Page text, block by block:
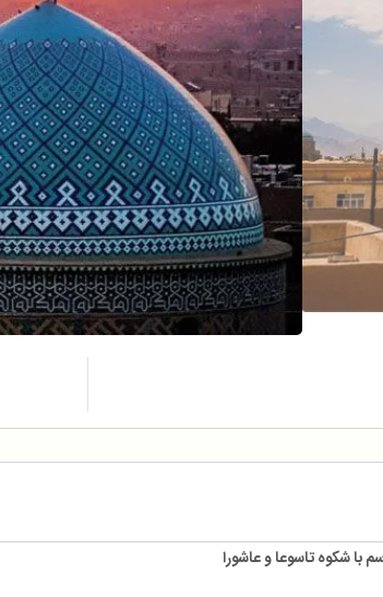
با شکوه تاسوعا و عاشورا